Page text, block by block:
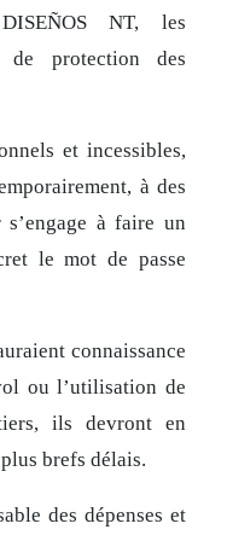
NT, les
protection des
et incessibles,
à des
à faire un
le mot de passe
connaissance
ou l’utilisation de
ils devront en
brefs délais.
des dépenses et